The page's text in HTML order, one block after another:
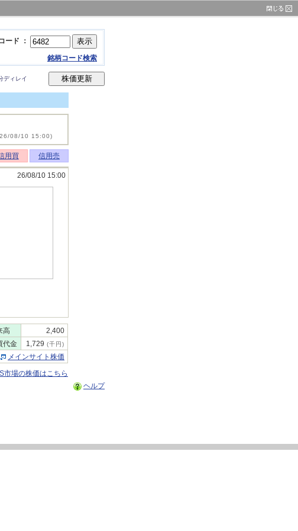
ード ：
銘柄コード検索
ディレイ
08/10 15:00)
用買 信用売
26/08/10 15:00
高
2,400
代金 1,729 (千円)
メインサイト株価
市場の株価はこちら
ヘルプ